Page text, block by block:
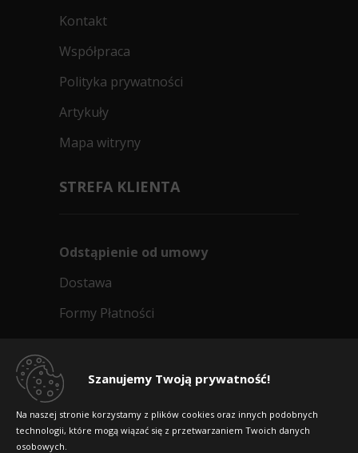
Szanujemy Twoją prywatność!
Na naszej stronie korzystamy z plików cookies oraz innych podobnych
technologii, które mogą wiązać się z przetwarzaniem Twoich danych
osobowych.
Kontakt
Współpraca
Polityka prywatności
Artykuły
Mapa witryny
STREFA KLIENTA
Odstąpienie od umowy
Dostawa
Formy Płatności
Dlaczego warto kupić w 24opony.pl
Raty